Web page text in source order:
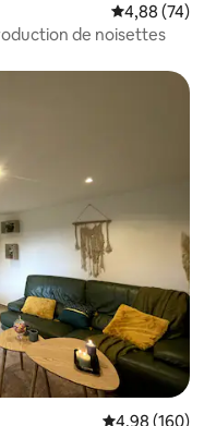
Évaluation
4,88 (74)
de noisettes
appréciés
Évaluation
4,98 (160)